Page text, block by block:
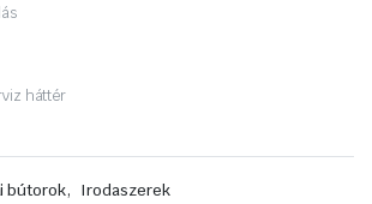
háttér
bútorok, Irodaszerek